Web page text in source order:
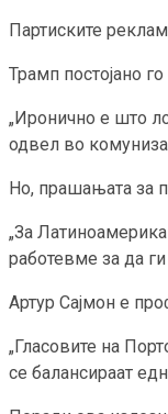
Партиските
Трамп постојано
„Иронично е што
одвел во
Но, прашањата за
„За
работевме за да
Артур Сајмон е
„Гласовите на
се балансираат